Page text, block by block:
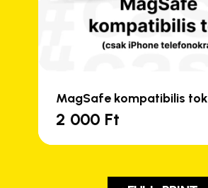
MagSafe kompatibilis tok
2 000 Ft